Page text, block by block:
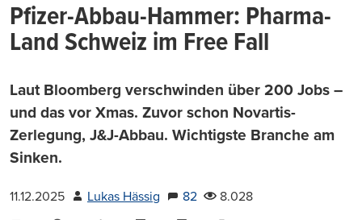
Pfizer-Abbau-Hammer: Pharma-
Land Schweiz im Free Fall
Laut Bloomberg verschwinden über 200 Jobs –
und das vor Xmas. Zuvor schon Novartis-
Zerlegung, J&J-Abbau. Wichtigste Branche am
Sinken.
11.12.2025 Lukas Hässig 82
8.028